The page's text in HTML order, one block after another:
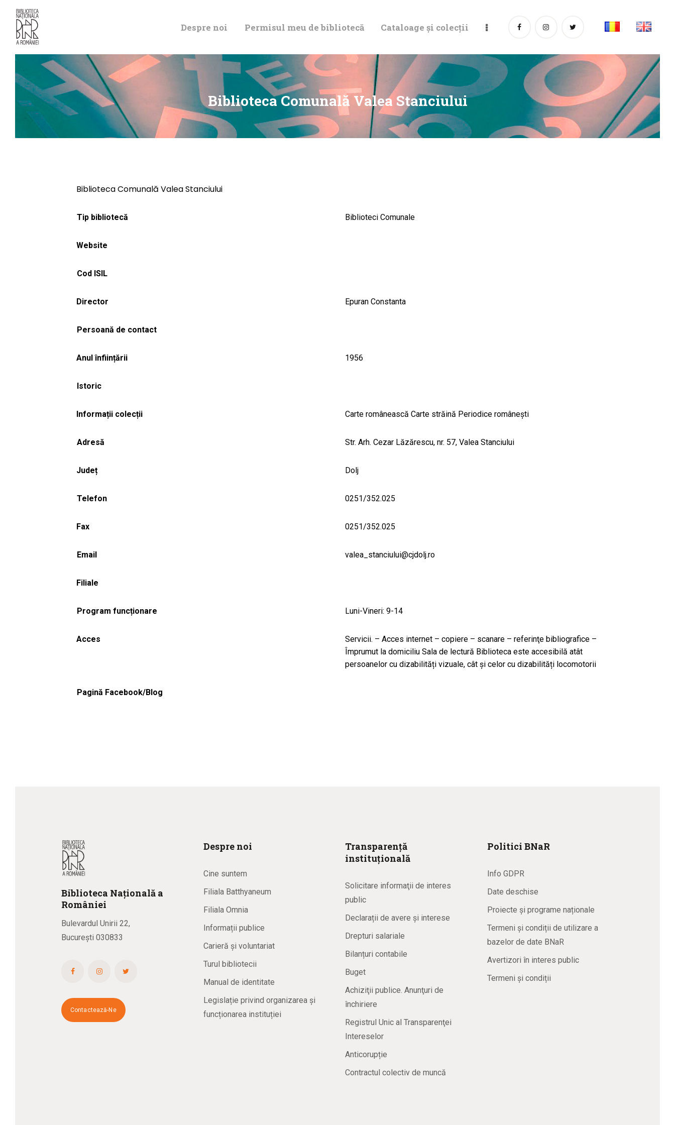
Despre noi Permisul meu de bibliotecă Cataloage și colecții
Biblioteca Comunală Valea Stanciului
DE BIBLIOTECĂ
CATALOAGE ȘI
COLECȚII
Biblioteca Comunală Valea Stanciului
Tip bibliotecă Biblioteci Comunale
Website
Cod ISIL
Director Epuran Constanta
Persoană de contact
Anul înființării 1956
Istoric
Informații colecții Carte românească Carte străină Periodice româneşti
Adresă Str. Arh. Cezar Lăzărescu, nr. 57, Valea Stanciului
Județ Dolj
Telefon 0251/352.025
Fax 0251/352.025
Email valea_stanciului@cjdolj.ro
Filiale
Program funcționare Luni-Vineri: 9-14
Acces
Servicii. – Acces internet – copiere – scanare – referinţe bibliografice –
Împrumut la domiciliu Sala de lectură Biblioteca este accesibilă atât
persoanelor cu dizabilități vizuale, cât și celor cu dizabilități locomotorii
Pagină Facebook/Blog
Biblioteca Națională a
României
Bulevardul Unirii 22,
București 030833
Contactează-Ne
Despre noi
Cine suntem
Filiala Batthyaneum
Filiala Omnia
Informații publice
Carieră și voluntariat
Turul bibliotecii
Manual de identitate
Legislație privind organizarea și
funcționarea instituției
Transparență
instituțională
Solicitare informaţii de interes
public
Declarații de avere și interese
Drepturi salariale
Bilanțuri contabile
Buget
Achiziţii publice. Anunţuri de
închiriere
Registrul Unic al Transparenţei
Intereselor
Anticorupție
Contractul colectiv de muncă
Politici BNaR
Info GDPR
Date deschise
Proiecte și programe naționale
Termeni și condiții de utilizare a
bazelor de date BNaR
Avertizori în interes public
Termeni și condiții